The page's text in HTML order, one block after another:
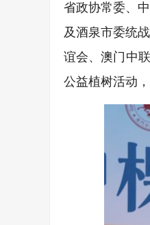
省政协常委、
及酒泉市委统
谊会、澳门中
公益植树活动